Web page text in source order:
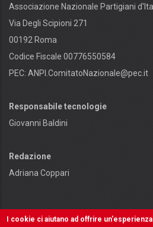
Associazione Nazionale Partigiani
Via Degli Scipioni 271
00192 Roma
Codice Fiscale 00776550584
PEC: ANPI.ComitatoNazionale@pec.it
Responsabile tecnologie
Giovanni Baldini
Redazione
Adriana Coppari
I cookie ci aiutano ad offrire